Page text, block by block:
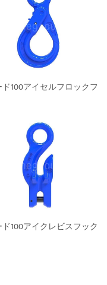
100アイセルフロックフ
100アイクレビスフック